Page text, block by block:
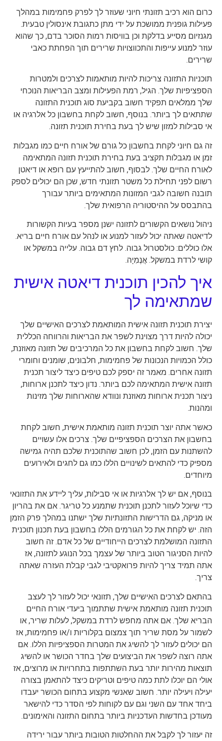
כרום הוא רכיב תזונתי חיוני שעוזר לך לפרק פחמימות במהלך
פעילות גופנית ממושכת על ידי מתן כתגובת אינסולין טבעית.
מגנזיום מסייע בדלקת וכן בוויסות רמות הסוכר בדם, כך שהוא
עוזר למנוע עייפות והתכווצויות שרירים תוך הפחתת כאבי
שרירים.
תוכניות התזונה צריכות להיות מותאמות לצרכים ולמטרות
הספציפיות שלך. הגיל, רמת הפעילות ומצב הבריאות הנוכחי
שלך ממלאים תפקיד חשוב בקביעת סוג תוכנית התזונה
שתתאים לך ביותר. בנוסף, חשוב לקחת בחשבון כל אלרגיה או
אי סבילות למזון שיש לך בעת בחירת תוכנית תזונה.
זה גם חיוני לקחת בחשבון כל גורם של אורח חיים כמו מגבלות
זמן או מגבלות תקציב בעת בחירת תוכנית תזונה המתאימה
לאורח החיים שלך. לבסוף, חשוב להתייעץ עם רופא או דיאטן
רשום לפני תחילת כל משטר תזונתי חדש, שכן הם יכולים לספק
תובנה חשובה לגבי המזונות המתאימים ביותר עבורך
בהתבסס על ההיסטוריה הרפואית שלך.
ניהול נושאים הקשורים לתזונה ישנן מספר בעיות הקשורות
לדיאטה שאתה יכול לעזור למנוע או לנהל עם אורח חיים בריא.
אלו כוללים: כולסטרול גבוה. לחץ דם גבוה. עלייה במשקל או
קושי לרדת במשקל. אֲנֶמִיָה.
איך להכין תוכנית דיאטה אישית
שמתאימה לך
יצירת תוכנית תזונה אישית המותאמת לצרכים האישיים שלך
יכולה להיות דרך מצוינת לשפר את הבריאות והרווחה הכללית
שלך. חשוב לקחת בחשבון את כל המרכיבים של תזונה מאוזנת,
כולל הכמויות הנכונות של פחמימות, חלבונים, שומנים וחומרי
תזונה אחרים. מאמר זה יספק לכם טיפים כיצד ליצור תכנית
תזונה אישית המתאימה לכם ביותר. נדון כיצד לתכנן ארוחות,
ניצור תכנית ארוחות מאוזנת ונוודא שהארוחות שלך מזינות
ומהנות.
כאשר אתה יוצר תוכנית תזונה מותאמת אישית, חשוב לקחת
בחשבון את הצרכים הספציפיים שלך. צרכים אלו עשויים
להשתנות עם הזמן, לכן חשוב שהתוכנית שלכם תהיה גמישה
מספיק כדי להתאים לשינויים הללו כמו גם לחגים ולאירועים
מיוחדים.
בנוסף, אם יש לך אלרגיות או אי סבילות, עליך ליידע את התזונאי
כדי שיוכל לעזור לתכנן תוכנית שתמנע כל טריגר. אם את בהריון
או מניקה, גם הדרישות התזונתיות שלך ישתנו במהלך פרק הזמן
הזה. יש לקחת את כל הגורמים הללו בחשבון בעת תכנון תוכנית
התזונה המושלמת לצרכים הייחודיים של כל אדם. זה חשוב
להיות הסניגור הטוב ביותר של עצמך בכל הנוגע לתזונה, אז
אתה תמיד צריך להיות פרואקטיבי לגבי קבלת העזרה שאתה
צריך.
בהתאם לצרכים האישיים שלך, תזונאי יכול לעזור לך לעצב
תוכנית תזונה מותאמת אישית שתתמוך ביעדי אורח החיים
הבריא שלך. אם אתה מחפש לרדת במשקל, לעלות שריר, או
לשמור על מסת שריר תוך צמצום בקלוריות ו/או פחמימות, אז
הם יכולים לעזור לך להשיג את המטרות הספציפיות הללו. אם
אתה רוצה לשפר את הביצועים שלך בחדר הכושר או להשיג
תוצאות מהירות יותר בעת השתתפות בתחרויות או מרוצים, אז
אולי הם יוכלו לתת כמה טיפים וטריקים כיצד להתאמן בצורה
יעילה ויעילה יותר. חשוב שאנשי מקצוע בתחום הכושר יעבדו
ביחד אחד עם השני וגם עם לקוחות לפי הסדר כדי להישאר
מעודכן בחדשות העדכניות ביותר בתחום התזונה והאימונים.
זה יעזור לך לקבל את ההחלטות הטובות ביותר עבור ירידה